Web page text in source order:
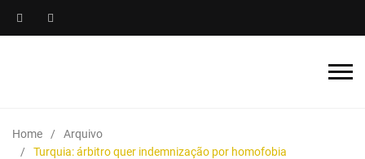
Home
Arquivo
Turquia: árbitro quer indemnização por homofobia